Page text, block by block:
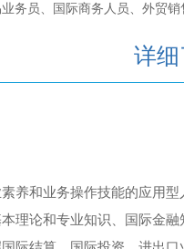
务员、国际商务人员、外贸
详
养和业务操作技能的应用型
理论和专业知识、国际金融